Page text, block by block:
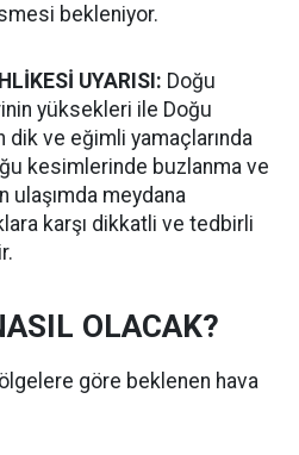
bekleniyor.
UYARISI: Doğu
yüksekleri ile Doğu
ve eğimli yamaçlarında
kesimlerinde buzlanma ve
ulaşımda meydana
karşı dikkatli ve tedbirli
OLACAK?
göre beklenen hava